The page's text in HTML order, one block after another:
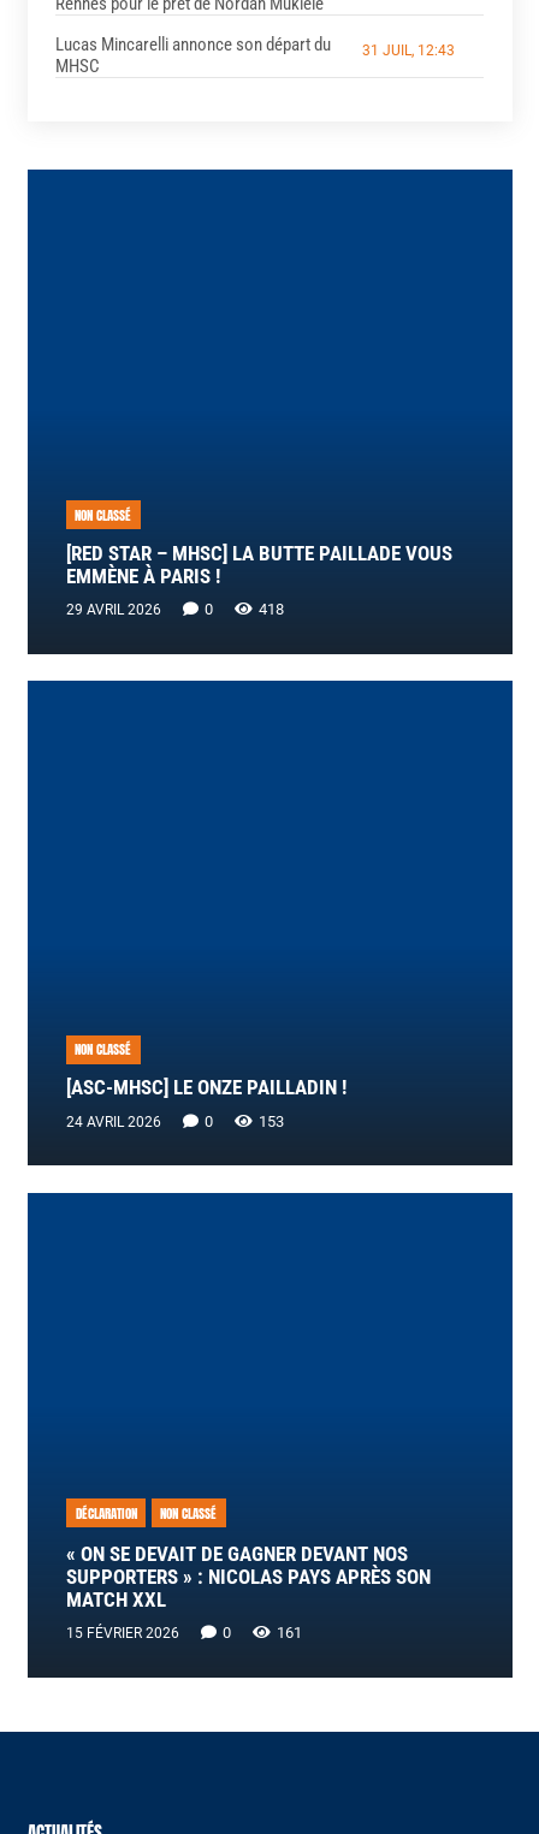
Lucas Mincarelli annonce son départ du
MHSC
31 JUIL, 12:43
NON CLASSÉ
[RED STAR – MHSC] LA BUTTE PAILLADE VOUS
EMMÈNE À PARIS !
29 AVRIL 2026 0 418
NON CLASSÉ
[ASC-MHSC] LE ONZE PAILLADIN !
24 AVRIL 2026 0 153
DÉCLARATION NON CLASSÉ
« ON SE DEVAIT DE GAGNER DEVANT NOS
SUPPORTERS » : NICOLAS PAYS APRÈS SON
MATCH XXL
15 FÉVRIER 2026 0 161